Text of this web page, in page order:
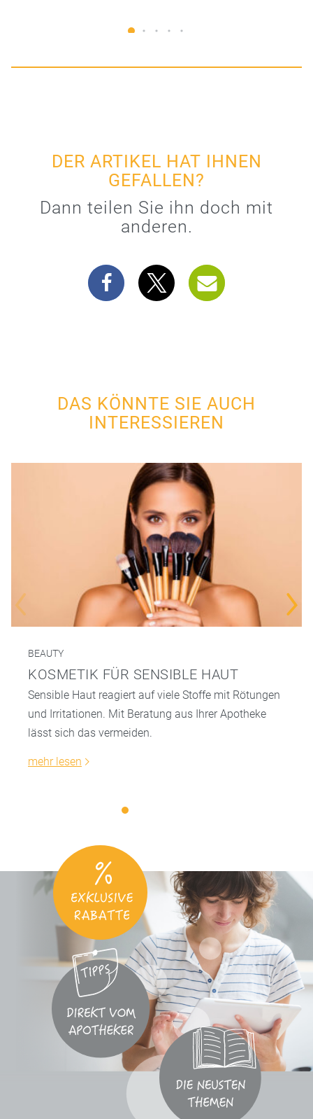
DER ARTIKEL HAT IHNEN
GEFALLEN?
Dann teilen Sie ihn doch mit
anderen.
DAS KÖNNTE SIE AUCH
INTERESSIEREN
BEAUTY
KOSMETIK FÜR SENSIBLE HAUT
Sensible Haut reagiert auf viele Stoffe mit Rötungen
und Irritationen. Mit Beratung aus Ihrer Apotheke
lässt sich das vermeiden.
mehr lesen